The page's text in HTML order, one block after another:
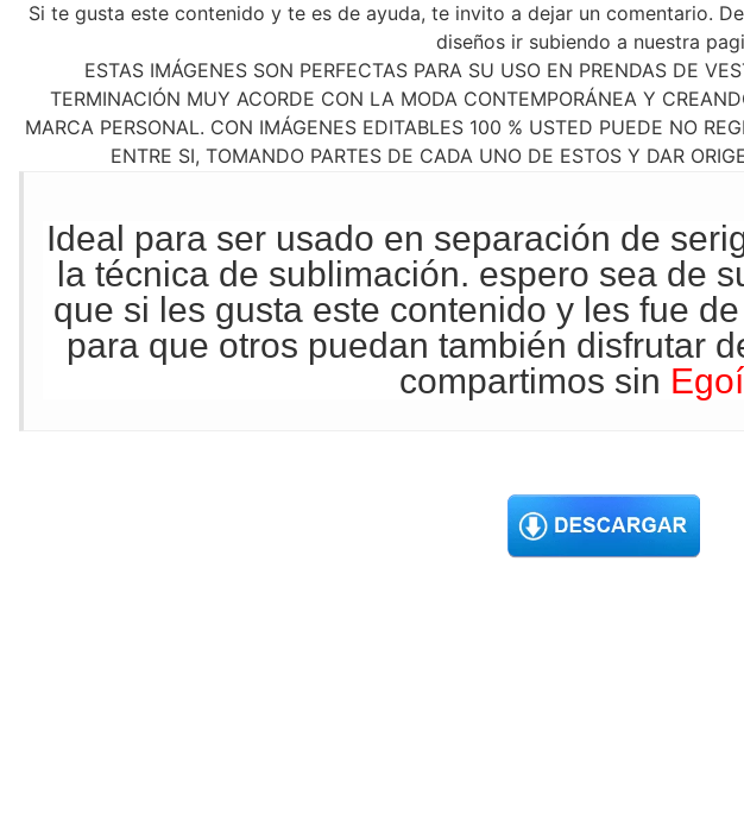
Si te gusta este contenido y te es de ayuda, te invito a dejar un comentario.
diseños ir subiendo a nuestra
ESTAS IMÁGENES SON PERFECTAS PARA SU USO EN PRENDAS DE
TERMINACIÓN MUY ACORDE CON LA MODA CONTEMPORÁNEA Y
MARCA PERSONAL. CON IMÁGENES EDITABLES 100 % USTED PUEDE NO
ENTRE SI, TOMANDO PARTES DE CADA UNO DE ESTOS Y DAR
Ideal para ser usado en separación de
la técnica de sublimación. espero sea de
que si les gusta este contenido y les fue
para que otros puedan también disfrutar
compartimos sin